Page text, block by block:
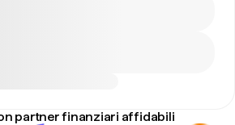
partner finanziari affidabili